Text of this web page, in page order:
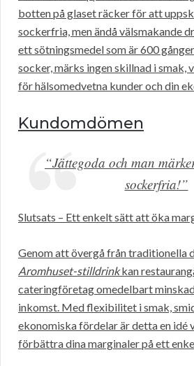
botten på glaset räcker för att
sockerfria, men ändå välsmakande
ett sötningsmedel som är 600
socker, märks ingen skillnad i smak,
för hälsomedvetna kunder och din
Kundomdömen
“Jättegoda och man
sockerfria!”
Slutsats – Ett enkelt sätt att öka
Genom att övergå från traditionella
Aromhuset-stilldrinkkan
cateringföretag omedelbart
inkomst. Med flexibilitet i smak,
ekonomiska fördelar är detta en idé
förbättra dina marginaler på ett